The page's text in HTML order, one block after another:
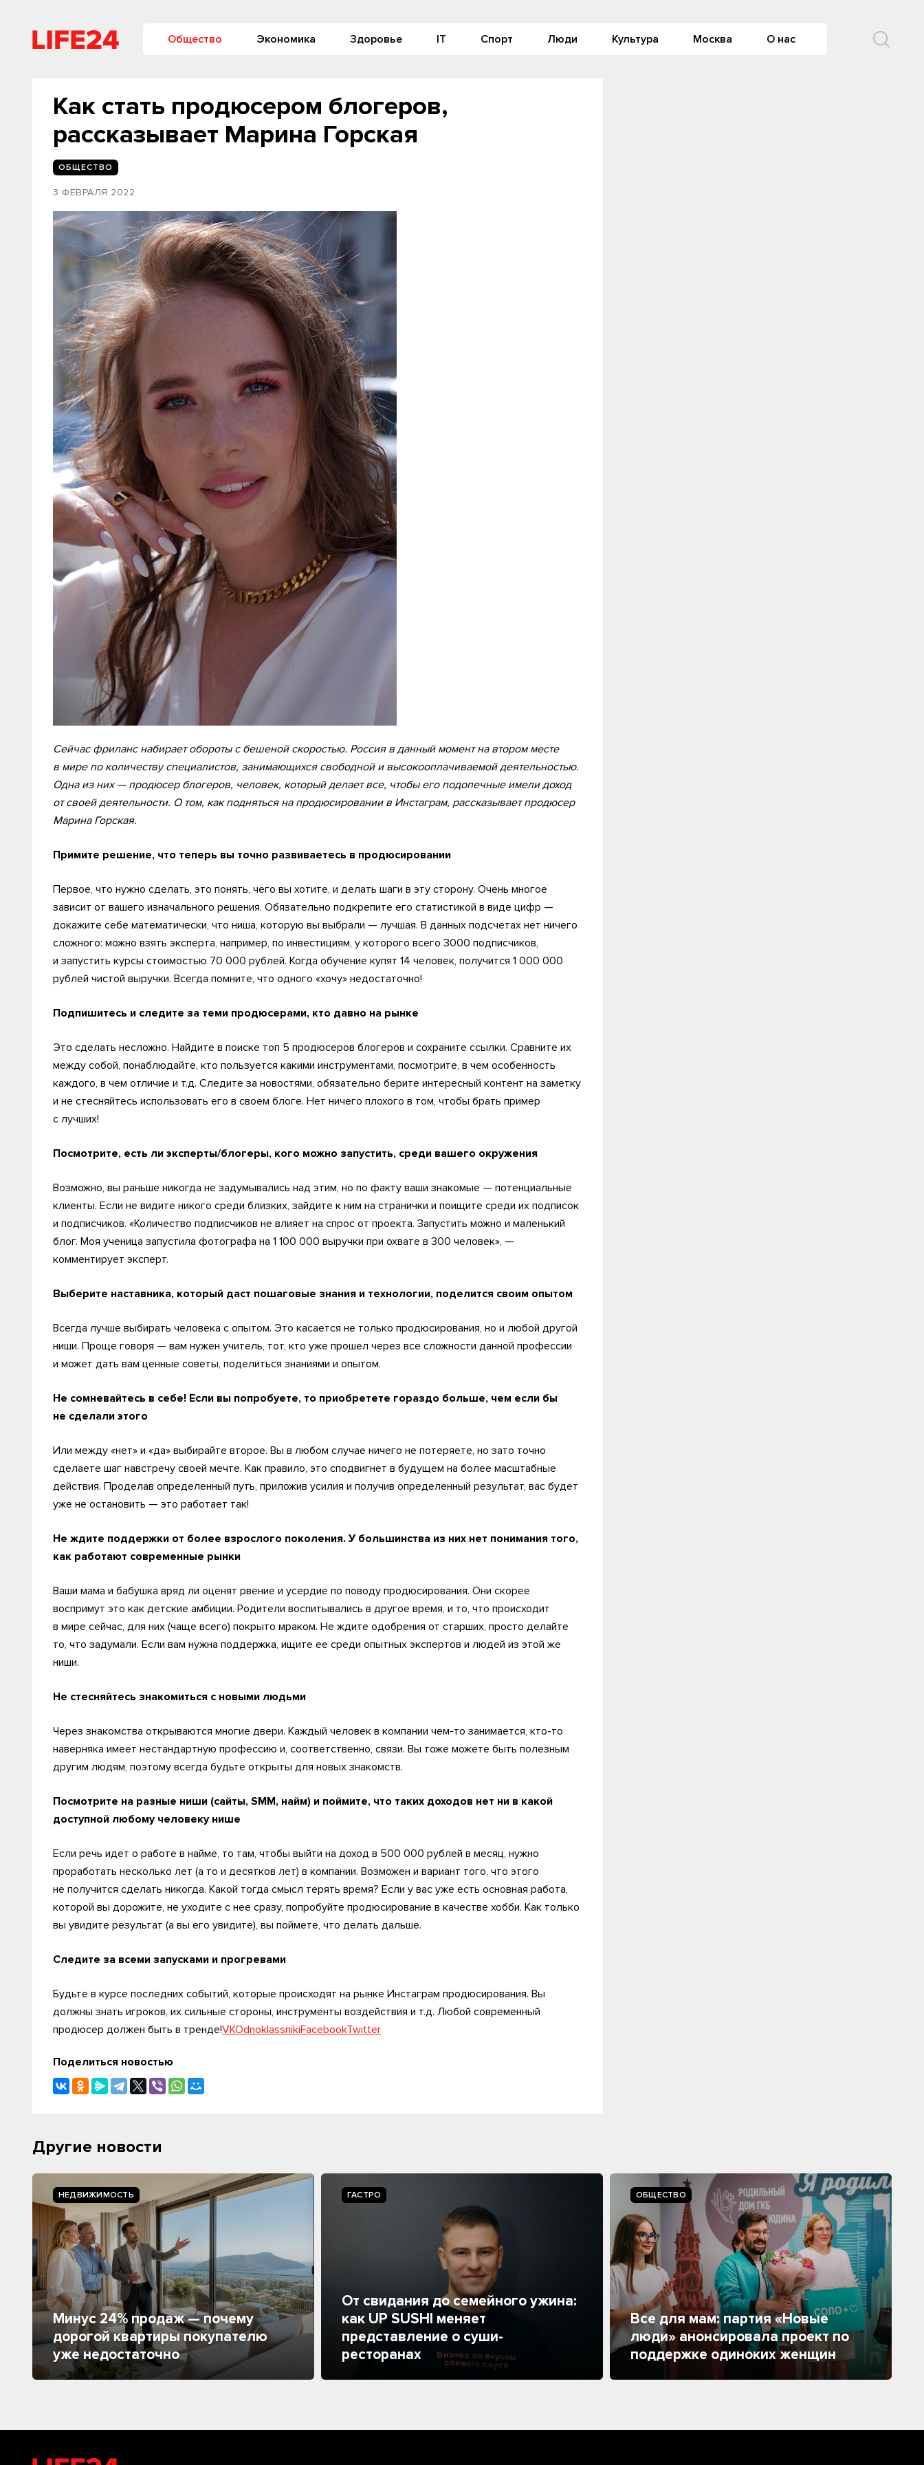
Общество Экономика Здоровье IT Спорт Люди Культура Москва О нас
Как стать продюсером блогеров,
рассказывает Марина Горская
ОБЩЕСТВО
3 ФЕВРАЛЯ 2022
Сейчас фриланс набирает обороты с бешеной скоростью. Россия в данный момент на втором месте
в мире по количеству специалистов, занимающихся свободной и высокооплачиваемой деятельностью.
Одна из них — продюсер блогеров, человек, который делает все, чтобы его подопечные имели доход
от своей деятельности. О том, как подняться на продюсировании в Инстаграм, рассказывает продюсер
Марина Горская.
Примите решение, что теперь вы точно развиваетесь в продюсировании
Первое, что нужно сделать, это понять, чего вы хотите, и делать шаги в эту сторону. Очень многое
зависит от вашего изначального решения. Обязательно подкрепите его статистикой в виде цифр —
докажите себе математически, что ниша, которую вы выбрали — лучшая. В данных подсчетах нет ничего
сложного: можно взять эксперта, например, по инвестициям, у которого всего 3000 подписчиков,
и запустить курсы стоимостью 70 000 рублей. Когда обучение купят 14 человек, получится 1 000 000
рублей чистой выручки. Всегда помните, что одного «хочу» недостаточно!
Подпишитесь и следите за теми продюсерами, кто давно на рынке
Это сделать несложно. Найдите в поиске топ 5 продюсеров блогеров и сохраните ссылки. Сравните их
между собой, понаблюдайте, кто пользуется какими инструментами, посмотрите, в чем особенность
каждого, в чем отличие и т.д. Следите за новостями, обязательно берите интересный контент на заметку
и не стесняйтесь использовать его в своем блоге. Нет ничего плохого в том, чтобы брать пример
с лучших!
Посмотрите, есть ли эксперты/блогеры, кого можно запустить, среди вашего окружения
Возможно, вы раньше никогда не задумывались над этим, но по факту ваши знакомые — потенциальные
клиенты. Если не видите никого среди близких, зайдите к ним на странички и поищите среди их подписок
и подписчиков. «Количество подписчиков не влияет на спрос от проекта. Запустить можно и маленький
блог. Моя ученица запустила фотографа на 1 100 000 выручки при охвате в 300 человек», —
комментирует эксперт.
Выберите наставника, который даст пошаговые знания и технологии, поделится своим опытом
Всегда лучше выбирать человека с опытом. Это касается не только продюсирования, но и любой другой
ниши. Проще говоря — вам нужен учитель, тот, кто уже прошел через все сложности данной профессии
и может дать вам ценные советы, поделиться знаниями и опытом.
Не сомневайтесь в себе! Если вы попробуете, то приобретете гораздо больше, чем если бы
не сделали этого
Или между «нет» и «да» выбирайте второе. Вы в любом случае ничего не потеряете, но зато точно
сделаете шаг навстречу своей мечте. Как правило, это сподвигнет в будущем на более масштабные
действия. Проделав определенный путь, приложив усилия и получив определенный результат, вас будет
уже не остановить — это работает так!
Не ждите поддержки от более взрослого поколения. У большинства из них нет понимания того,
как работают современные рынки
Ваши мама и бабушка вряд ли оценят рвение и усердие по поводу продюсирования. Они скорее
воспримут это как детские амбиции. Родители воспитывались в другое время, и то, что происходит
в мире сейчас, для них (чаще всего) покрыто мраком. Не ждите одобрения от старших, просто делайте
то, что задумали. Если вам нужна поддержка, ищите ее среди опытных экспертов и людей из этой же
ниши.
Не стесняйтесь знакомиться с новыми людьми
Через знакомства открываются многие двери. Каждый человек в компании чем-то занимается, кто-то
наверняка имеет нестандартную профессию и, соответственно, связи. Вы тоже можете быть полезным
другим людям, поэтому всегда будьте открыты для новых знакомств.
Посмотрите на разные ниши (сайты, SMM, найм) и поймите, что таких доходов нет ни в какой
доступной любому человеку нише
Если речь идет о работе в найме, то там, чтобы выйти на доход в 500 000 рублей в месяц, нужно
проработать несколько лет (а то и десятков лет) в компании. Возможен и вариант того, что этого
не получится сделать никогда. Какой тогда смысл терять время? Если у вас уже есть основная работа,
которой вы дорожите, не уходите с нее сразу, попробуйте продюсирование в качестве хобби. Как только
вы увидите результат (а вы его увидите), вы поймете, что делать дальше.
Следите за всеми запусками и прогревами
Будьте в курсе последних событий, которые происходят на рынке Инстаграм продюсирования. Вы
должны знать игроков, их сильные стороны, инструменты воздействия и т.д. Любой современный
продюсер должен быть в тренде!VKOdnoklassnikiFacebookTwitter
Поделиться новостью
Другие новости
НЕДВИЖИМОСТЬ
Минус 24% продаж — почему
дорогой квартиры покупателю
уже недостаточно
ГАСТРО
От свидания до семейного ужина:
как UP SUSHI меняет
представление о суши-
ресторанах
ОБЩЕСТВО
Все для мам: партия «Новые
люди» анонсировала проект по
поддержке одиноких женщин